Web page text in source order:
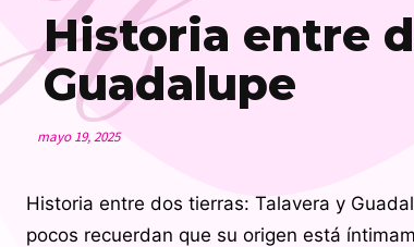
Historia entre
Guadalupe
mayo 19, 2025
Historia entre dos tierras: Talavera y
pocos recuerdan que su origen está